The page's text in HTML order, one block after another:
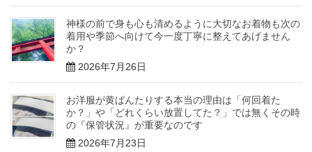
神様の前で身も心も清めるように大切なお着物も次の
着用や季節へ向けて今一度丁寧に整えてあげません
か？
2026年7月26日
お洋服が黄ばんたりする本当の理由は「何回着た
か？」や「どれくらい放置してた？」では無くその時
の『保管状況』が重要なのです
2026年7月23日